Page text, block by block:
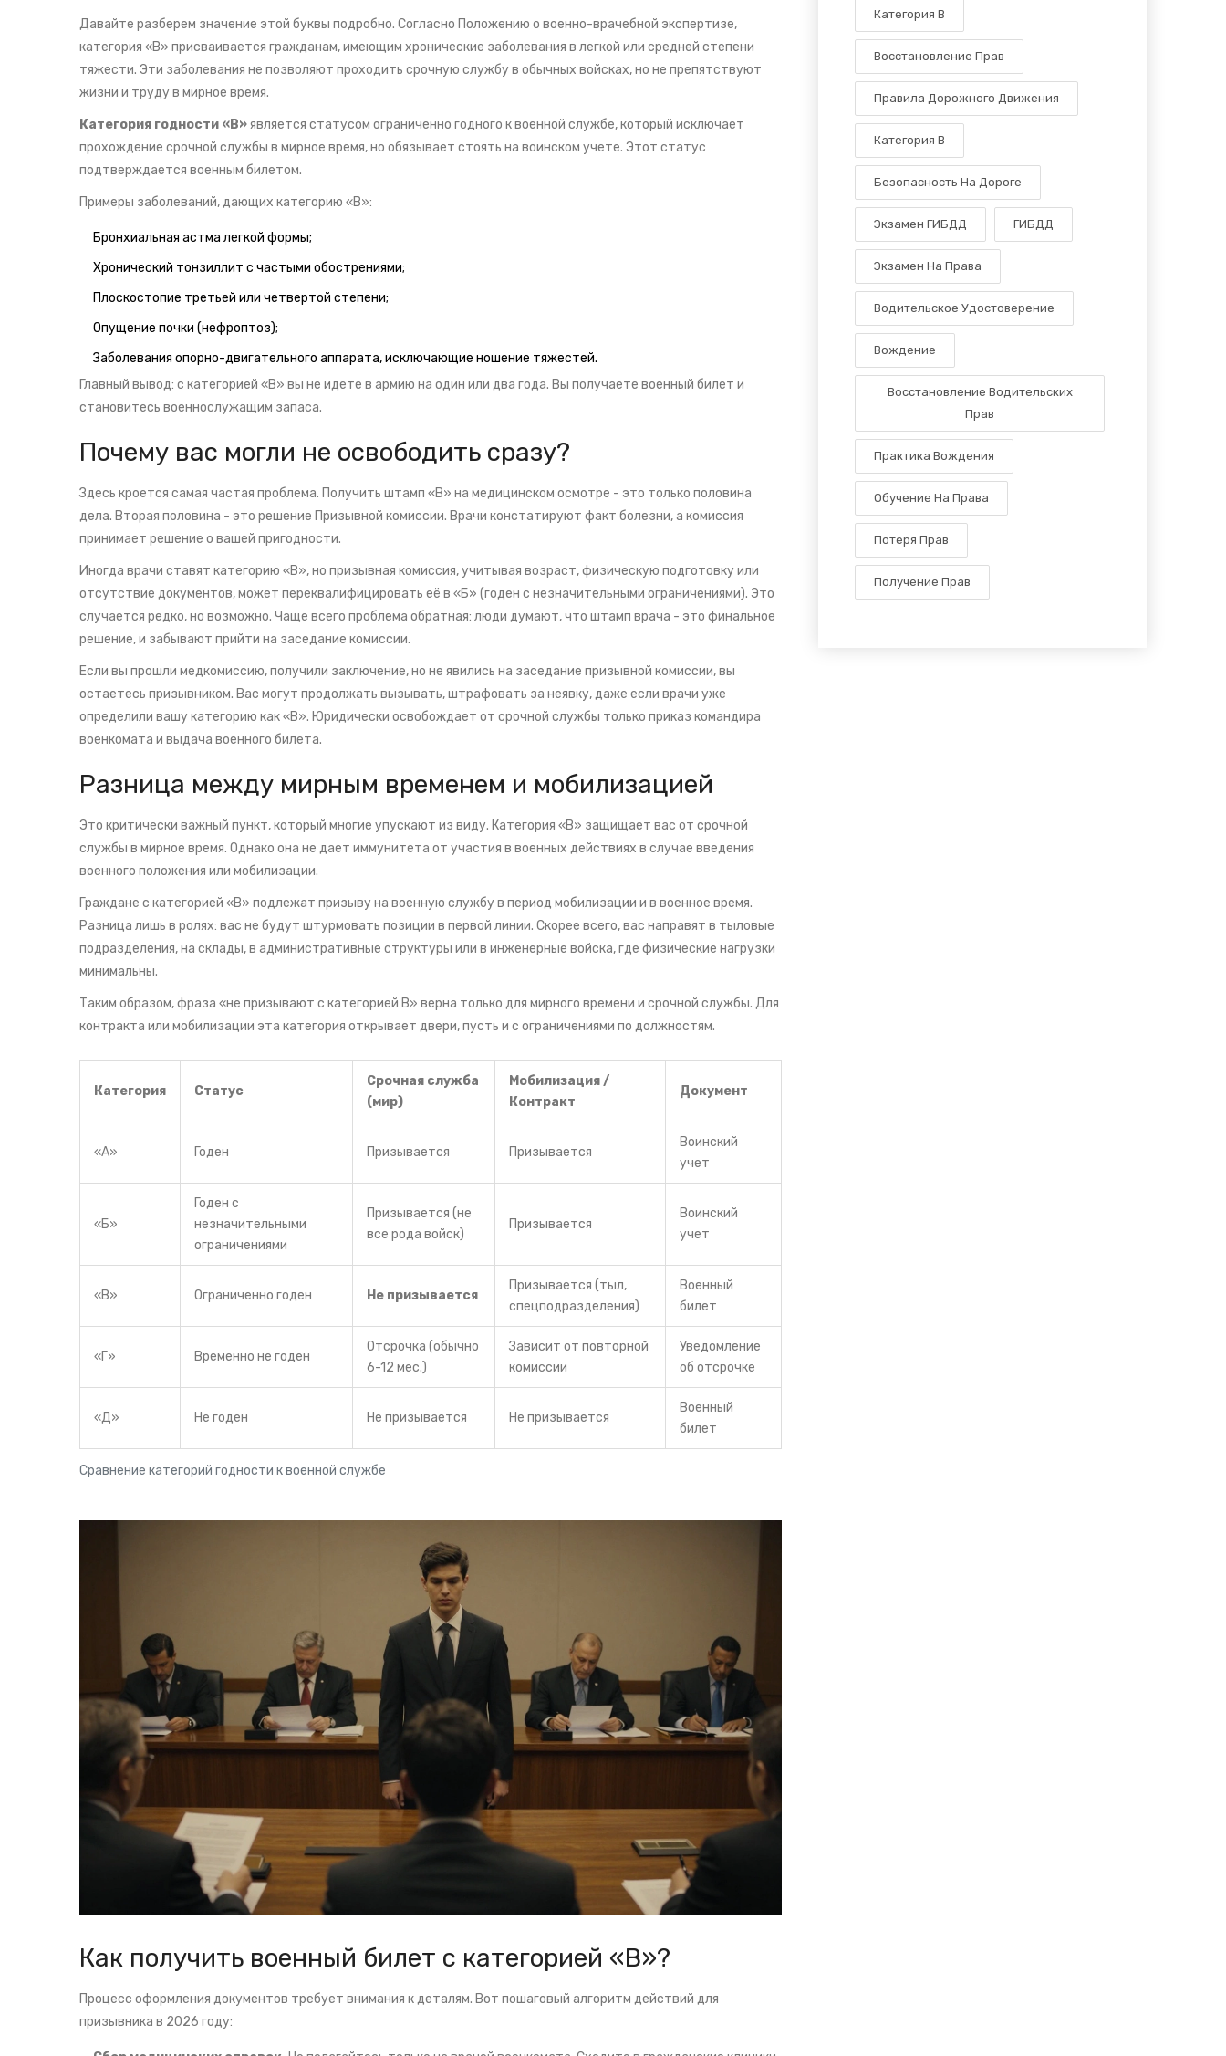
Давайте разберем значение этой буквы подробно. Согласно Положению о военно-врачебной экспертизе,
категория «В» присваивается гражданам, имеющим хронические заболевания в легкой или средней степени
тяжести. Эти заболевания не позволяют проходить срочную службу в обычных войсках, но не препятствуют
жизни и труду в мирное время.
Категория годности «В»является статусом ограниченно годного к военной службе, который исключает
прохождение срочной службы в мирное время, но обязывает стоять на воинском учете. Этот статус
подтверждается военным билетом.
Примеры заболеваний, дающих категорию «В»:
Бронхиальная астма легкой формы;
Хронический тонзиллит с частыми обострениями;
Плоскостопие третьей или четвертой степени;
Опущение почки (нефроптоз);
Заболевания опорно-двигательного аппарата, исключающие ношение тяжестей.
Главный вывод: с категорией «В» вы не идете в армию на один или два года. Вы получаете военный билет и
становитесь военнослужащим запаса.
Почему вас могли не освободить сразу?
Здесь кроется самая частая проблема. Получить штамп «В» на медицинском осмотре - это только половина
дела. Вторая половина - это решение Призывной комиссии. Врачи констатируют факт болезни, а комиссия
принимает решение о вашей пригодности.
Иногда врачи ставят категорию «В», но призывная комиссия, учитывая возраст, физическую подготовку или
отсутствие документов, может переквалифицировать её в «Б» (годен с незначительными ограничениями). Это
случается редко, но возможно. Чаще всего проблема обратная: люди думают, что штамп врача - это финальное
решение, и забывают прийти на заседание комиссии.
Если вы прошли медкомиссию, получили заключение, но не явились на заседание призывной комиссии, вы
остаетесь призывником. Вас могут продолжать вызывать, штрафовать за неявку, даже если врачи уже
определили вашу категорию как «В». Юридически освобождает от срочной службы только приказ командира
военкомата и выдача военного билета.
Разница между мирным временем и мобилизацией
Это критически важный пункт, который многие упускают из виду. Категория «В» защищает вас от срочной
службы в мирное время. Однако она не дает иммунитета от участия в военных действиях в случае введения
военного положения или мобилизации.
Граждане с категорией «В» подлежат призыву на военную службу в период мобилизации и в военное время.
Разница лишь в ролях: вас не будут штурмовать позиции в первой линии. Скорее всего, вас направят в тыловые
подразделения, на склады, в административные структуры или в инженерные войска, где физические нагрузки
минимальны.
Таким образом, фраза «не призывают с категорией В» верна только для мирного времени и срочной службы. Для
контракта или мобилизации эта категория открывает двери, пусть и с ограничениями по должностям.
Сравнение категорий годности к военной службе
Категория Статус
Срочная служба
(мир)
Мобилизация /
Контракт
Документ
«А» Годен Призывается Призывается
Воинский
учет
«Б»
Годен с
незначительными
ограничениями
Призывается (не
все рода войск)
Призывается
Воинский
учет
«В» Ограниченно годен Не призывается
Призывается (тыл,
спецподразделения)
Военный
билет
«Г» Временно не годен
Отсрочка (обычно
6-12 мес.)
Зависит от повторной
комиссии
Уведомление
об отсрочке
«Д» Не годен Не призывается Не призывается
Военный
билет
Как получить военный билет с категорией «В»?
Процесс оформления документов требует внимания к деталям. Вот пошаговый алгоритм действий для
призывника в 2026 году:
Категория В
Восстановление Прав
Правила Дорожного Движения
Категория B
Безопасность На Дороге
Экзамен ГИБДД ГИБДД
Экзамен На Права
Водительское Удостоверение
Вождение
Восстановление Водительских
Прав
Практика Вождения
Обучение На Права
Потеря Прав
Получение Прав